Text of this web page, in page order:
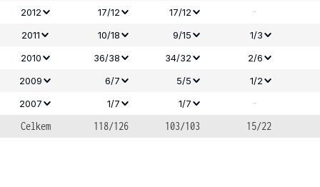
2012
17/12 17/12 -
2011 10/18 9/15
1/3
2010
36/38 34/32
2/6
2009
6/7 5/5
1/2
2007
1/7 1/7
-
Celkem
118/126 103/103 15/22